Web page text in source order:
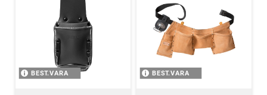
BEST.VARA BEST.VARA